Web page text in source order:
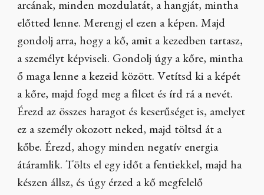
arcának, minden mozdulatát, a hangját, mintha
előtted lenne. Merengj el ezen a képen. Majd
gondolj arra, hogy a kő, amit a kezedben tartasz,
a személyt képviseli. Gondolj úgy a kőre, mintha
ő maga lenne a kezeid között. Vetítsd ki a képét
a kőre, majd fogd meg a filcet és írd rá a nevét.
Érezd az összes haragot és keserűséget is, amelyet
ez a személy okozott neked, majd töltsd át a
kőbe. Érezd, ahogy minden negatív energia
átáramlik. Tölts el egy időt a fentiekkel, majd ha
készen állsz, és úgy érzed a kő megfelelő